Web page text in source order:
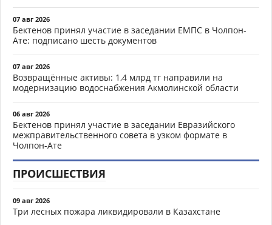
07 авг 2026
Бектенов принял участие в заседании ЕМПС в Чолпон-
Ате: подписано шесть документов
07 авг 2026
Возвращённые активы: 1,4 млрд тг направили на
модернизацию водоснабжения Акмолинской области
06 авг 2026
Бектенов принял участие в заседании Евразийского
межправительственного совета в узком формате в
Чолпон-Ате
ПРОИСШЕСТВИЯ
09 авг 2026
Три лесных пожара ликвидировали в Казахстане